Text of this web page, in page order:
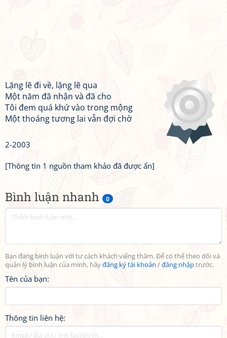
Bình luận nhanh 0
Bạn đang bình luận với tư cách khách viếng thăm. Để có thể theo dõi và
quản lý bình luận của mình, hãyđăng ký tài khoản /đăng nhậptrước.
Tên của bạn:
Thông tin liên hệ:
Lặng lẽ đi về, lặng lẽ qua
Một năm đã nhận và đã cho
Tôi đem quá khứ vào trong mộng
Một thoáng tương lai vẫn đợi chờ
2-2003
[Thông tin 1 nguồn tham khảo đã được ẩn]